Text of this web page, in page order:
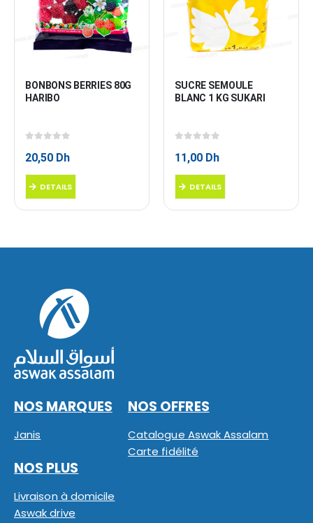
BONBONS BERRIES 80G
HARIBO
20,50 Dh
DETAILS
SUCRE SEMOULE
BLANC 1 KG SUKARI
11,00 Dh
DETAILS
NOS MARQUES
Janis
NOS OFFRES
Catalogue Aswak Assalam
Carte fidélité
NOS PLUS
Livraison à domicile
Aswak drive